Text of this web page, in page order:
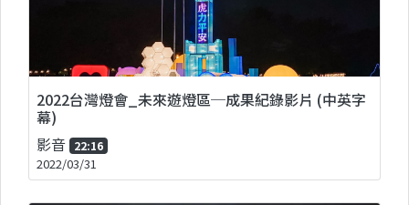
2022台灣燈會_未來遊燈區─成果紀錄影片 (中英字
幕)
影音 22:16
2022/03/31